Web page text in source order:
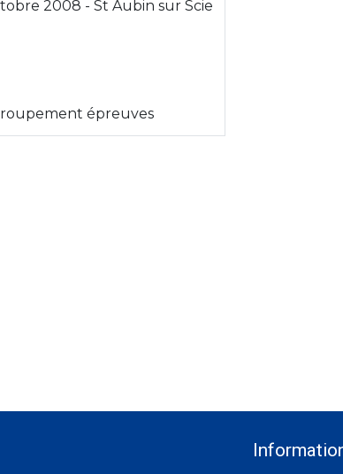
2008 - St Aubin sur Scie
épreuves